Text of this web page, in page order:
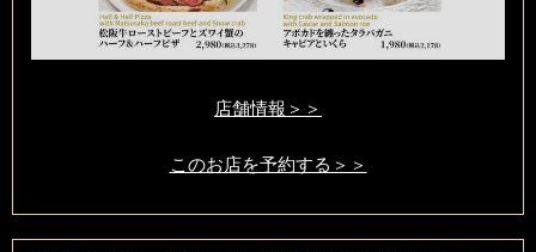
店舗情報＞＞
このお店を予約する＞＞